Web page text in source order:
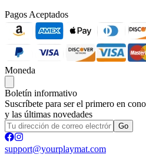
Pagos Aceptados
Moneda
Boletín informativo
Suscríbete para ser el primero en
y las últimas novedades
Go
support@yourplaymat.com